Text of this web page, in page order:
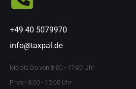
+49 40 5079970
info@taxpal.de
Mo bis Do von 8:00 - 17:00 Uhr
Fr von 8:00 - 15:00 Uhr